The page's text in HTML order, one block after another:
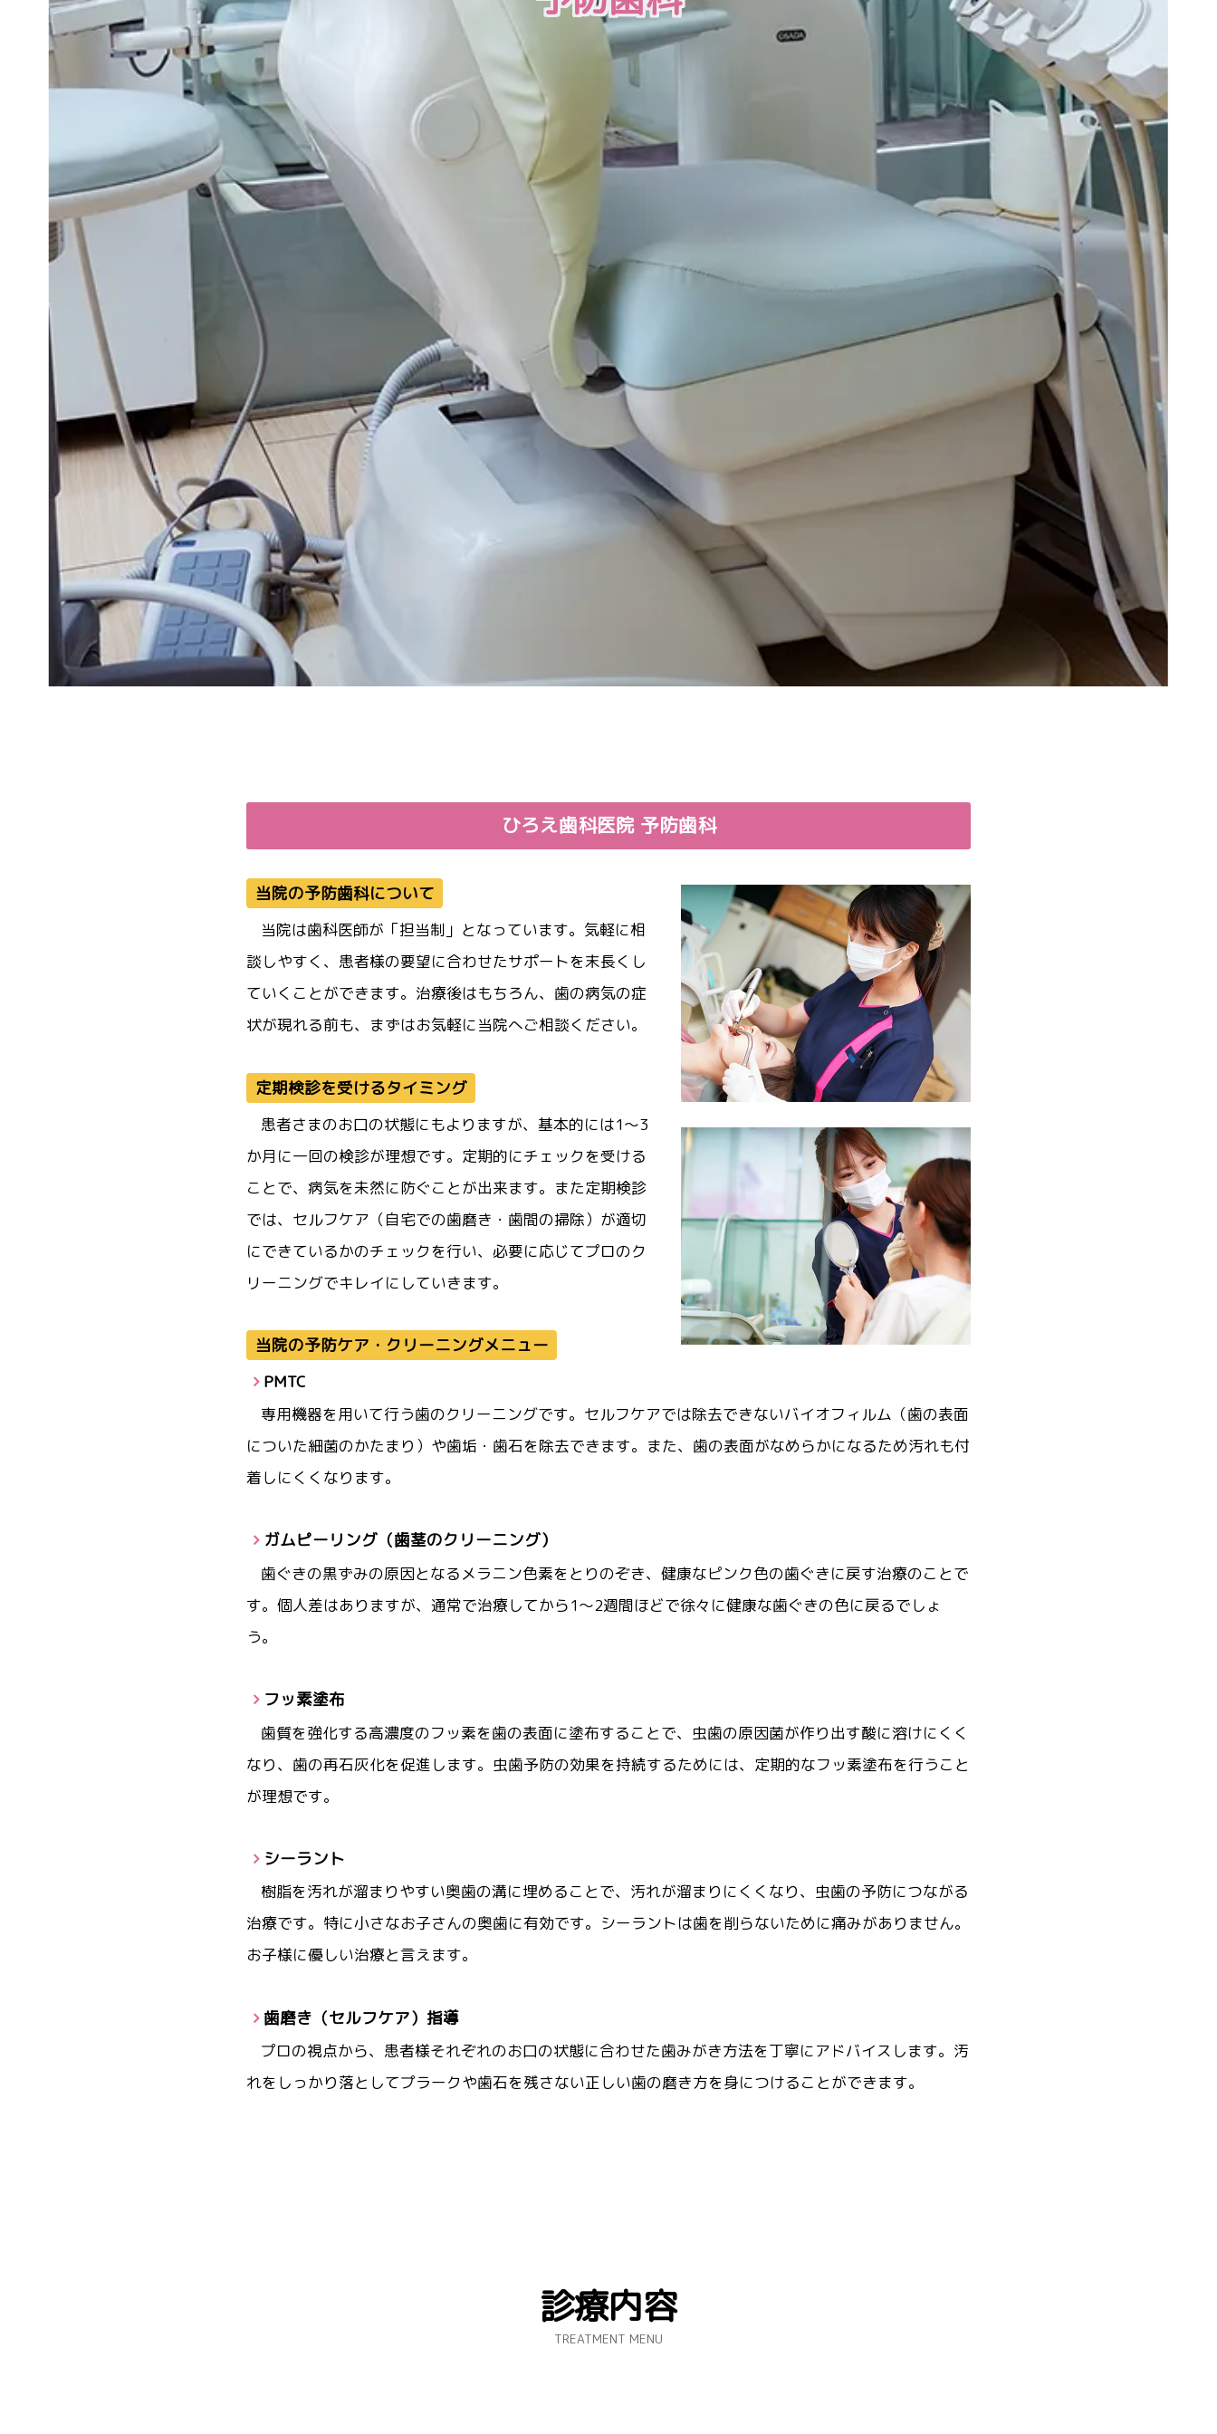
ひろえ歯科医院 予防歯科
当院の予防歯科について
当院は歯科医師が「担当制」となっています。気軽に相
談しやすく、患者様の要望に合わせたサポートを末長くし
ていくことができます。治療後はもちろん、歯の病気の症
状が現れる前も、まずはお気軽に当院へご相談ください。
定期検診を受けるタイミング
患者さまのお口の状態にもよりますが、基本的には1～3
か月に一回の検診が理想です。定期的にチェックを受ける
ことで、病気を未然に防ぐことが出来ます。また定期検診
では、セルフケア（自宅での歯磨き・歯間の掃除）が適切
にできているかのチェックを行い、必要に応じてプロのク
リーニングでキレイにしていきます。
当院の予防ケア・クリーニングメニュー
PMTC
専用機器を用いて行う歯のクリーニングです。セルフケアでは除去できないバイオフィルム（歯の表面
についた細菌のかたまり）や歯垢・歯石を除去できます。また、歯の表面がなめらかになるため汚れも付
着しにくくなります。
ガムピーリング（歯茎のクリーニング）
歯ぐきの黒ずみの原因となるメラニン色素をとりのぞき、健康なピンク色の歯ぐきに戻す治療のことで
す。個人差はありますが、通常で治療してから1～2週間ほどで徐々に健康な歯ぐきの色に戻るでしょ
う。
フッ素塗布
歯質を強化する高濃度のフッ素を歯の表面に塗布することで、虫歯の原因菌が作り出す酸に溶けにくく
なり、歯の再石灰化を促進します。虫歯予防の効果を持続するためには、定期的なフッ素塗布を行うこと
が理想です。
シーラント
樹脂を汚れが溜まりやすい奥歯の溝に埋めることで、汚れが溜まりにくくなり、虫歯の予防につながる
治療です。特に小さなお子さんの奥歯に有効です。シーラントは歯を削らないために痛みがありません。
お子様に優しい治療と言えます。
歯磨き（セルフケア）指導
プロの視点から、患者様それぞれのお口の状態に合わせた歯みがき方法を丁寧にアドバイスします。汚
れをしっかり落としてプラークや歯石を残さない正しい歯の磨き方を身につけることができます。
診療内容
TREATMENT MENU